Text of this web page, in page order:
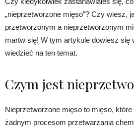
„nieprzetworzone mięso”? Czy wiesz,
przetworzonym a nieprzetworzonym
martw się! W tym artykule dowiesz się
wiedzieć na ten temat.
Czym jest
Nieprzetworzone mięso to mięso, które
żadnym procesom przetwarzania